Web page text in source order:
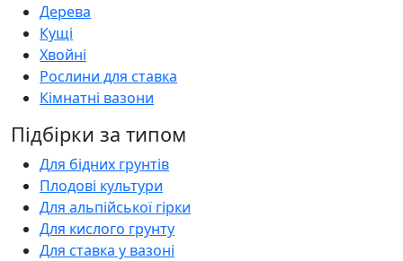
Дерева
Кущі
Хвойні
Рослини для ставка
Кімнатні вазони
Підбірки за типом
Для бідних грунтів
Плодові культури
Для альпійської гірки
Для кислого грунту
Для ставка у вазоні